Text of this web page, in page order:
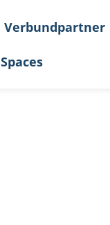
Verbundpartner
Spaces